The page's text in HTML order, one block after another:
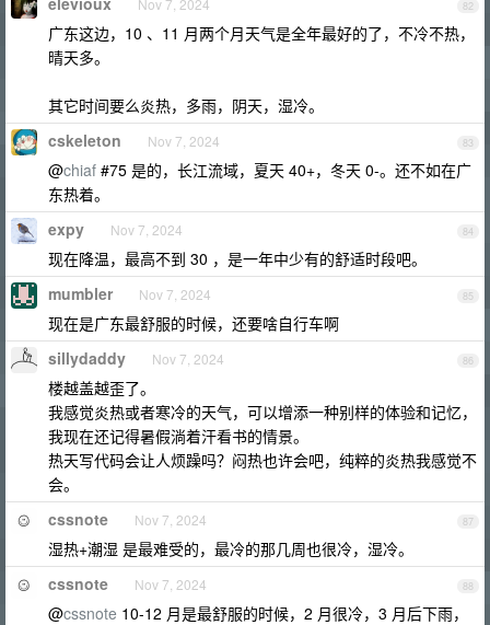
82
Nov 7, 2024
广东这边，10 、11 月两个月天气是全年最好的了，不冷不热，
晴天多。
其它时间要么炎热，多雨，阴天，湿冷。
83
cskeleton Nov 7, 2024
@chiaf #75 是的，长江流域，夏天 40+，冬天 0-。还不如在广
东热着。
84
expy Nov 7, 2024
现在降温，最高不到 30 ，是一年中少有的舒适时段吧。
85
mumbler Nov 7, 2024
现在是广东最舒服的时候，还要啥自行车啊
86
sillydaddy Nov 7, 2024
楼越盖越歪了。
我感觉炎热或者寒冷的天气，可以增添一种别样的体验和记忆，
我现在还记得暑假淌着汗看书的情景。
热天写代码会让人烦躁吗？闷热也许会吧，纯粹的炎热我感觉不
会。
87
cssnote Nov 7, 2024
湿热+潮湿 是最难受的，最冷的那几周也很冷，湿冷。
88
cssnote Nov 7, 2024
@cssnote 10-12 月是最舒服的时候，2 月很冷，3 月后下雨，